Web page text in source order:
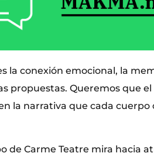
la conexión emocional, la
propuestas. Queremos que
la narrativa que cada cuerpo
de Carme Teatre mira hacia